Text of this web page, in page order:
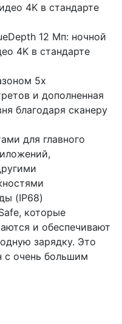
4K в стандарте
12 Мп: ночной
4K в стандарте
5x
и дополненная
благодаря сканеру
для главного
(IP68)
которые
и обеспечивают
зарядку. Это
очень большим